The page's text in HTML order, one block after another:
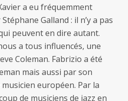
a eu fréquemment
Galland : il n’y a pas
peuvent en dire autant.
a tous influencés, une
Coleman. Fabrizio a été
mais aussi par son
européen. Par la
de musiciens de jazz en